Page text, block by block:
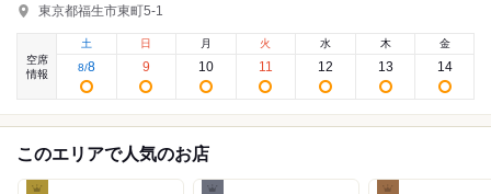
東京都福生市東町5-1
空席
情報
土
8/8
日
9
月
10
火
11
水
12
木
13
金
14
このエリアで人気のお店